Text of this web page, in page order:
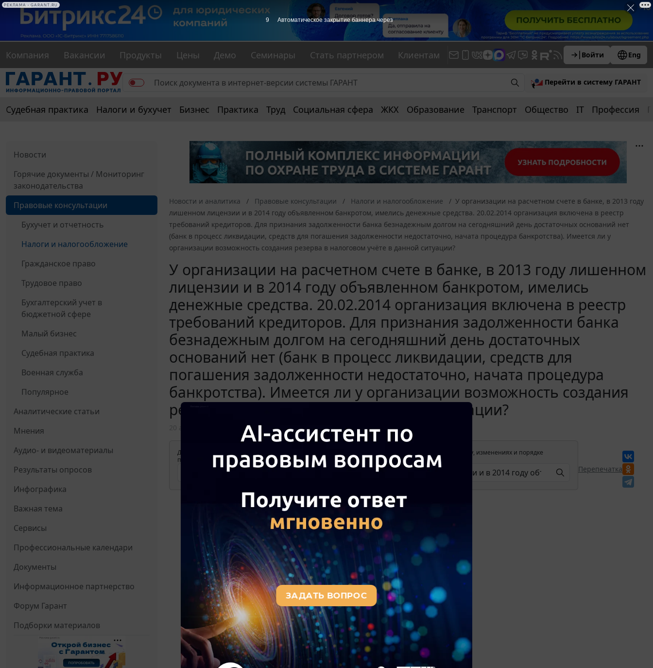
Компания Вакансии Продукты Цены Демо Семинары Стать партнером Клиентам Войти Eng
Перейти в систему ГАРАНТ
Судебная практика Налоги и бухучет Бизнес Практика Труд Социальная сфера ЖКХ Образование Транспорт Общество IT Профессия
Новости
Горячие документы / Мониторинг
законодательства
Правовые консультации
Бухучет и отчетность
Налоги и налогообложение
Гражданское право
Трудовое право
Бухгалтерский учет в
бюджетной сфере
Малый бизнес
Судебная практика
Военная служба
Популярное
Аналитические статьи
Мнения
Аудио- и видеоматериалы
Результаты опросов
Инфографика
Важная тема
Сервисы
Профессиональные календари
Документы
Информационное партнерство
Форум Гарант
Подборки материалов
Новости и аналитика Правовые консультации Налоги и налогообложение
У организации на расчетном счете в банке, в 2013 году
лишенном лицензии и в 2014 году объявленном банкротом, имелись денежные средства. 20.02.2014 организация включена в реестр
требований кредиторов. Для признания задолженности банка безнадежным долгом на сегодняшний день достаточных оснований нет
(банк в процесс ликвидации, средств для погашения задолженности недостаточно, начата процедура банкротства). Имеется ли у
организации возможность создания резерва в налоговом учёте в данной ситуации?
У организации на расчетном счете в банке, в 2013 году лишенном
лицензии и в 2014 году объявленном банкротом, имелись
денежные средства. 20.02.2014 организация включена в реестр
требований кредиторов. Для признания задолженности банка
безнадежным долгом на сегодняшний день достаточных
оснований нет (банк в процесс ликвидации, средств для
погашения задолженности недостаточно, начата процедура
банкротства). Имеется ли у организации возможность создания
резерва в налоговом учёте в данной ситуации?
Для просмотра актуального текста документа и получения полной информации о вступлении в силу, изменениях и порядке
применения документа, воспользуйтесь поиском в Интернет-версии системы ГАРАНТ:
Перепечатка
8 Автоматическое закрытие баннера через
РЕКЛАМА • GARANT.RU